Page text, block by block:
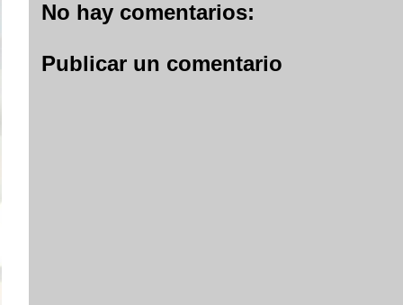
No hay comentarios:
Publicar un comentario